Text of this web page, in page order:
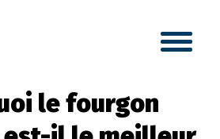
le fourgon